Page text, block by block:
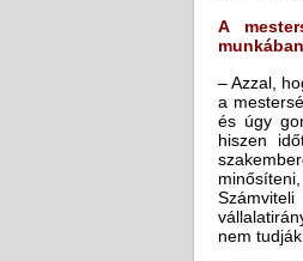
A
– Azzal,
a
és úgy
hiszen
nem